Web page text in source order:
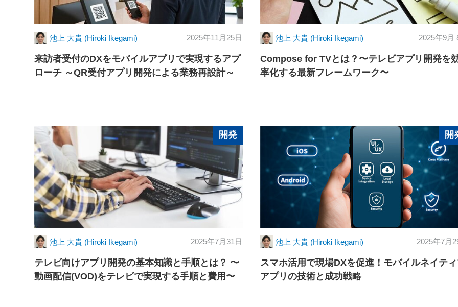
池上 大貴 (Hiroki Ikegami) 2025年11月25日
来訪者受付のDXをモバイルアプリで実現するアプ
ローチ ～QR受付アプリ開発による業務再設計～
池上 大貴 (Hiroki Ikegami) 2025年9月
Compose for TVとは？〜テレビアプリ開発を
率化する最新フレームワーク〜
開発
池上 大貴 (Hiroki Ikegami) 2025年7月31日
テレビ向けアプリ開発の基本知識と手順とは？ 〜
動画配信(VOD)をテレビで実現する手順と費用〜
開
池上 大貴 (Hiroki Ikegami) 2025年7月
スマホ活用で現場DXを促進！モバイルネイテ
アプリの技術と成功戦略